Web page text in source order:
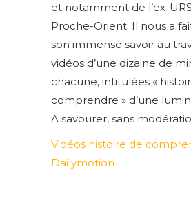
et notamment de l’ex-
Proche-Orient. Il nous a
son immense savoir au
vidéos d’une dizaine de
chacune, intitulées «
comprendre » d’une
A savourer, sans
Vidéos histoire de
Dailymotion